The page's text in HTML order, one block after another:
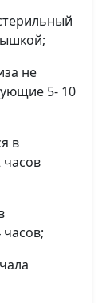
не
5- 10
в
часов